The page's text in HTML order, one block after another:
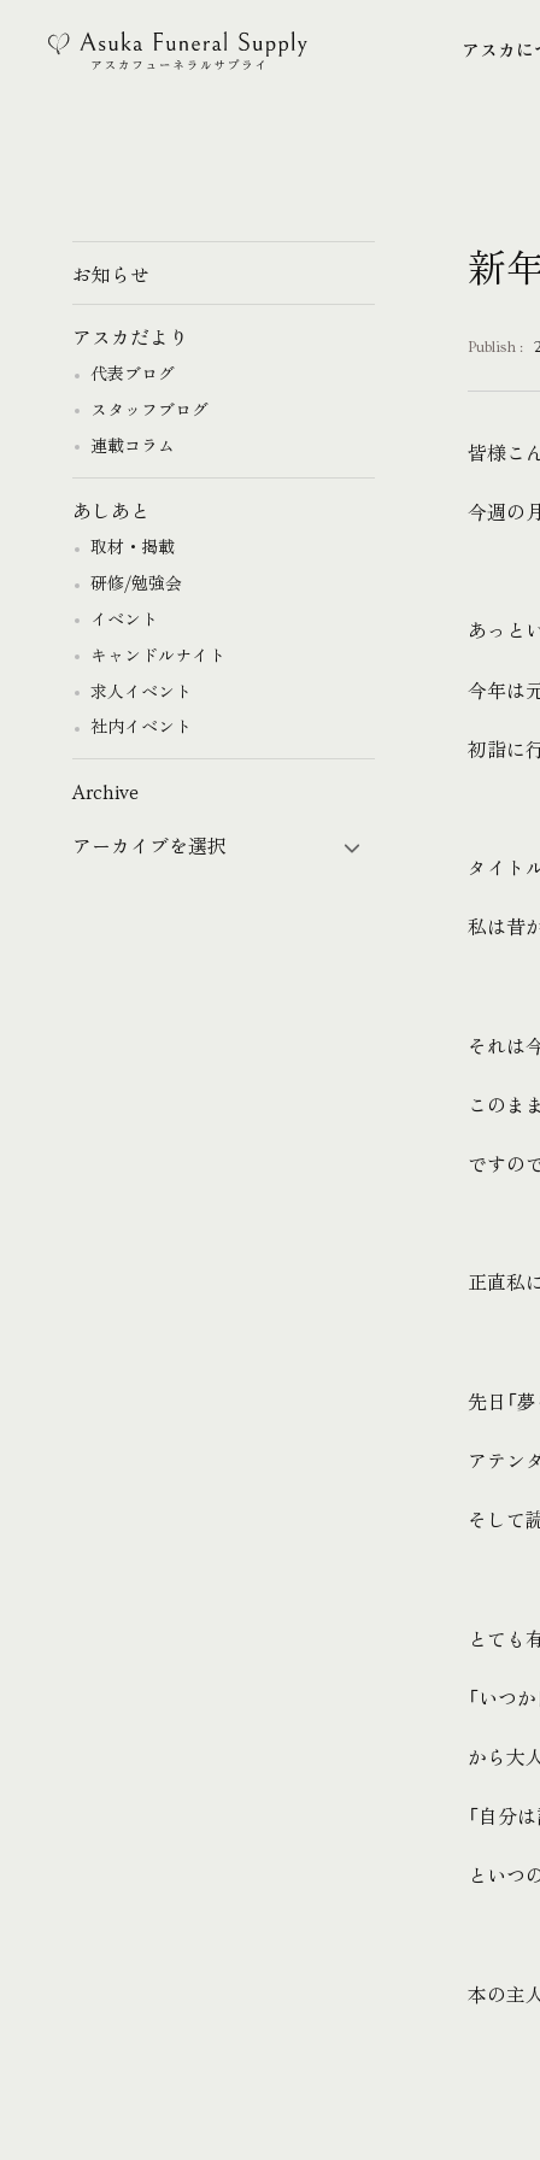
アスカに
新
Publish :
皆様こ
今週の
あっと
今年は
初詣に
タイト
私は昔
それは
このま
ですの
正直私
先日「
アテン
そして
とても
「いつ
から大
「自分
といつ
本の主
お知らせ
アスカだより
代表ブログ
スタッフブログ
連載コラム
あしあと
取材・掲載
研修/勉強会
イベント
キャンドルナイト
求人イベント
社内イベント
Archive